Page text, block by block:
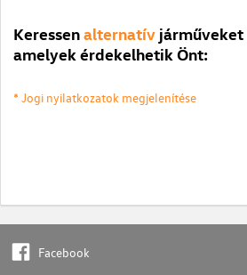
Keressenalternatív
amelyek érdekelhetik Önt:
* Jogi nyilatkozatok megjelenítése
Facebook